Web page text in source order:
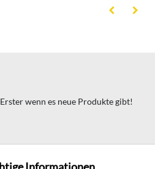
wenn es neue Produkte gibt!